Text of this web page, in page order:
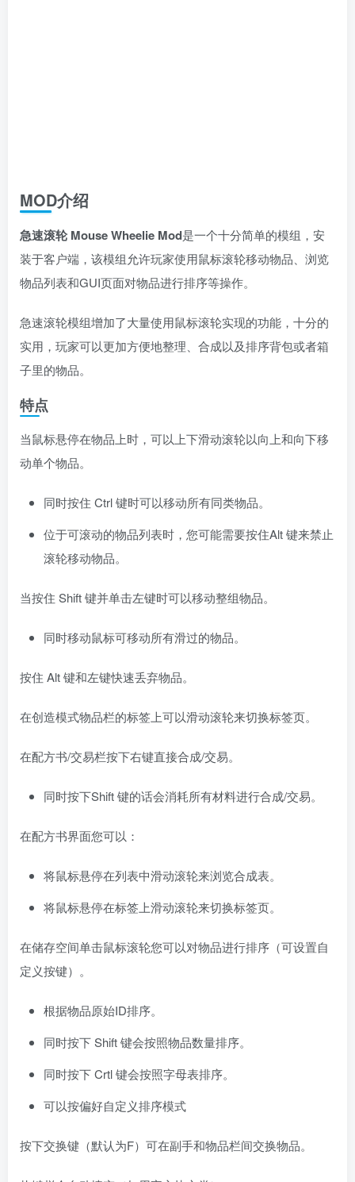
MOD介绍
急速滚轮 Mouse Wheelie Mod是一个十分简单的模组，安
装于客户端，该模组允许玩家使用鼠标滚轮移动物品、浏览
物品列表和GUI页面对物品进行排序等操作。
急速滚轮模组增加了大量使用鼠标滚轮实现的功能，十分的
实用，玩家可以更加方便地整理、合成以及排序背包或者箱
子里的物品。
特点
当鼠标悬停在物品上时，可以上下滑动滚轮以向上和向下移
动单个物品。
同时按住 Ctrl 键时可以移动所有同类物品。
位于可滚动的物品列表时，您可能需要按住Alt 键来禁止
滚轮移动物品。
当按住 Shift 键并单击左键时可以移动整组物品。
同时移动鼠标可移动所有滑过的物品。
按住 Alt 键和左键快速丢弃物品。
在创造模式物品栏的标签上可以滑动滚轮来切换标签页。
在配方书/交易栏按下右键直接合成/交易。
同时按下Shift 键的话会消耗所有材料进行合成/交易。
在配方书界面您可以：
将鼠标悬停在列表中滑动滚轮来浏览合成表。
将鼠标悬停在标签上滑动滚轮来切换标签页。
在储存空间单击鼠标滚轮您可以对物品进行排序（可设置自
定义按键）。
根据物品原始ID排序。
同时按下 Shift 键会按照物品数量排序。
同时按下 Crtl 键会按照字母表排序。
可以按偏好自定义排序模式
按下交换键（默认为F）可在副手和物品栏间交换物品。